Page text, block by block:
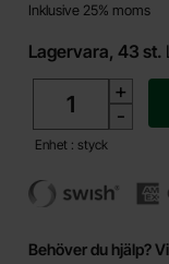
Inklusive 25% moms
Lagervara, 43 st.
+
-
Enhet : styck
Behöver du hjälp?